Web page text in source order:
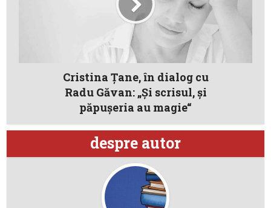
Cristina Țane, în dialog cu
Radu Găvan: „Și scrisul, și
păpușeria au magie“
despre autor